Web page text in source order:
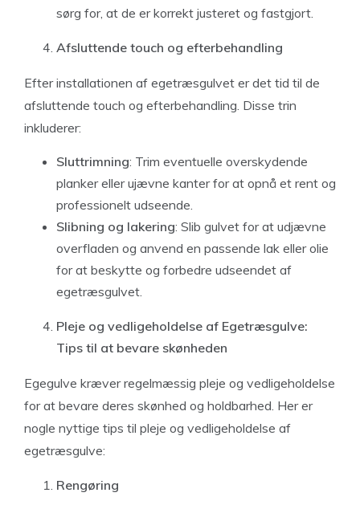
sørg for, at de er korrekt justeret og fastgjort.
Afsluttende touch og efterbehandling
Efter installationen af egetræsgulvet er det tid til de
afsluttende touch og efterbehandling. Disse trin
inkluderer:
Sluttrimning: Trim eventuelle overskydende
planker eller ujævne kanter for at opnå et rent og
professionelt udseende.
Slibning og lakering: Slib gulvet for at udjævne
overfladen og anvend en passende lak eller olie
for at beskytte og forbedre udseendet af
egetræsgulvet.
Pleje og vedligeholdelse af Egetræsgulve:
Tips til at bevare skønheden
Egegulve kræver regelmæssig pleje og vedligeholdelse
for at bevare deres skønhed og holdbarhed. Her er
nogle nyttige tips til pleje og vedligeholdelse af
egetræsgulve:
Rengøring